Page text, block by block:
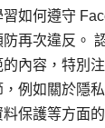
習如何遵守
防再次違反。
的內容，特別
，例如關於隱
料保護等方面